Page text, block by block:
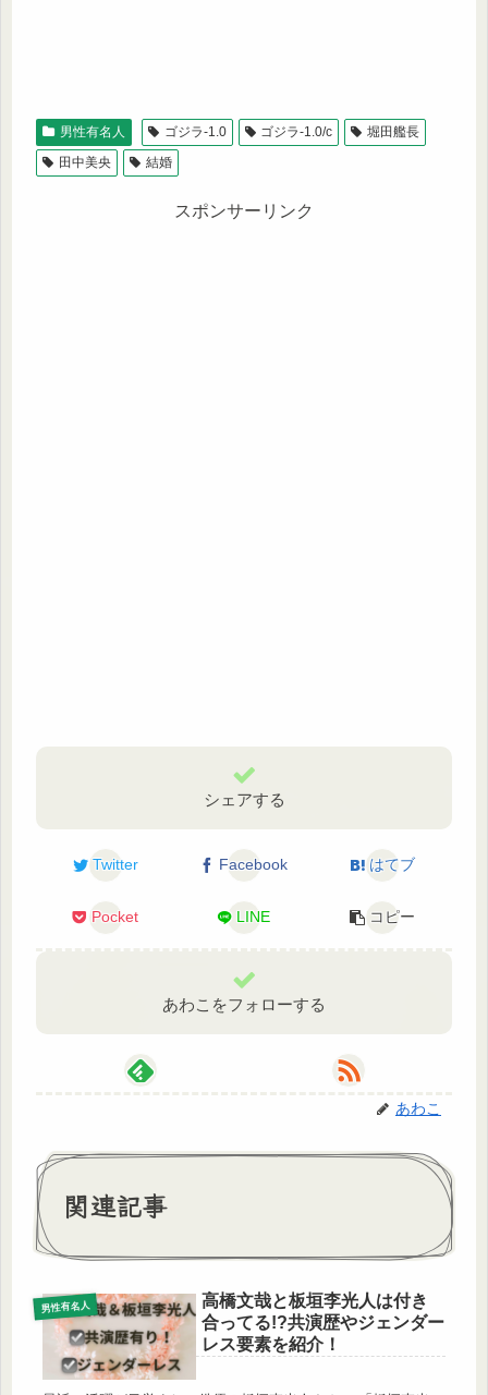
男性有名人 ゴジラ-1.0 ゴジラ-1.0/c
堀田艦長
田中美央
結婚
スポンサーリンク
シェアする
Twitter Facebook はてブ
Pocket LINE コピー
あわこをフォローする
あわこ
関連記事
男性有名人
高橋文哉と板垣李光人は付き
合ってる!?共演歴やジェンダー
レス要素を紹介！